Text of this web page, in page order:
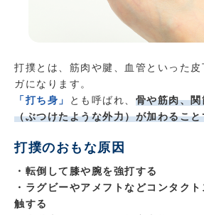
打撲とは、筋肉や腱、血管といった
ガになります。
「打ち身」
とも呼ばれ、 骨や筋肉、
（ぶつけたような外力）が加わること
打撲のおもな原因
・転倒して膝や腕を強打する
・ラグビーやアメフトなどコンタク
触する